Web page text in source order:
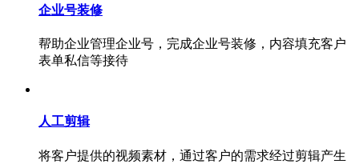
企业号装修
帮助企业管理企业号，完成企业号装修，内容填充客户
表单私信等接待
人工剪辑
将客户提供的视频素材，通过客户的需求经过剪辑产生